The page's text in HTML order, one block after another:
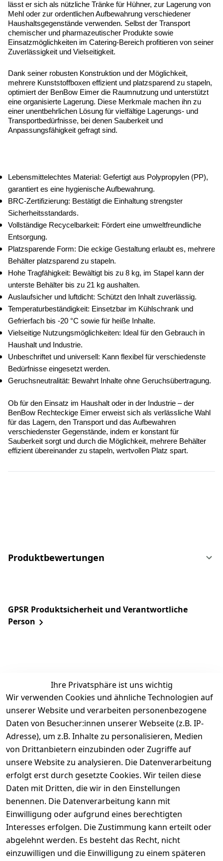
lässt er sich als nützliche Tränke für Hühner, zur Lagerung von
Mehl oder zur ordentlichen Aufbewahrung verschiedener
Haushaltsgegenstände verwenden. Selbst der Transport
chemischer und pharmazeutischer Produkte sowie
Einsatzmöglichkeiten im Catering-Bereich profitieren von seiner
Zuverlässigkeit und Vielseitigkeit.
Dank seiner robusten Konstruktion und der Möglichkeit,
mehrere Kunststoffboxen effizient und platzsparend zu stapeln,
optimiert der BenBow Eimer die Raumnutzung und unterstützt
eine organisierte Lagerung. Diese Merkmale machen ihn zu
einer unentbehrlichen Lösung für vielfältige Lagerungs- und
Transportbedürfnisse, bei denen Sauberkeit und
Anpassungsfähigkeit gefragt sind.
Lebensmittelechtes Material: Gefertigt aus Polypropylen (PP),
garantiert es eine hygienische Aufbewahrung.
BRC-Zertifizierung: Bestätigt die Einhaltung strengster
Sicherheitsstandards.
Vollständige Recycelbarkeit: Fördert eine umweltfreundliche
Entsorgung.
Platzsparende Form: Die eckige Gestaltung erlaubt es, mehrere
Behälter platzsparend zu stapeln.
Hohe Tragfähigkeit: Bewältigt bis zu 8 kg, im Stapel kann der
unterste Behälter bis zu 21 kg aushalten.
Auslaufsicher und luftdicht: Schützt den Inhalt zuverlässig.
Temperaturbeständigkeit: Einsetzbar im Kühlschrank und
Gefrierfach bis -20 °C sowie für heiße Inhalte.
Vielseitige Nutzungsmöglichkeiten: Ideal für den Gebrauch in
Haushalt und Industrie.
Unbeschriftet und universell: Kann flexibel für verschiedenste
Bedürfnisse eingesetzt werden.
Geruchsneutralität: Bewahrt Inhalte ohne Geruchsübertragung.
Ob für den Einsatz im Haushalt oder in der Industrie – der
BenBow Rechteckige Eimer erweist sich als verlässliche Wahl
für das Lagern, den Transport und das Aufbewahren
verschiedenster Gegenstände, indem er konstant für
Sauberkeit sorgt und durch die Möglichkeit, mehrere Behälter
effizient übereinander zu stapeln, wertvollen Platz spart.
Produktbewertungen
GPSR Produktsicherheit und Verantwortliche
Person
Ihre Privatsphäre ist uns wichtig
Wir verwenden Cookies und ähnliche Technologien auf
unserer Website und verarbeiten personenbezogene
Daten von Besucher:innen unserer Webseite (z.B. IP-
Adresse), um z.B. Inhalte zu personalisieren, Medien
von Drittanbietern einzubinden oder Zugriffe auf
unsere Website zu analysieren. Die Datenverarbeitung
erfolgt erst durch gesetzte Cookies. Wir teilen diese
Daten mit Dritten, die wir in den Einstellungen
benennen. Die Datenverarbeitung kann mit
Einwilligung oder aufgrund eines berechtigten
Interesses erfolgen. Die Zustimmung kann erteilt oder
abgelehnt werden. Es besteht das Recht, nicht
einzuwilligen und die Einwilligung zu einem späteren
Rechtliches
AGB
Impressum
Datenschutze
rklärung
Barrierefreihe
itserklärung
Widerrufsrec
ht
Service
Kontakt
Registrieren
Rechnungska
Kontakt
↺ 30 Tage
Widerrufsre
cht
Informatio
nen
Retourenlage
r: Eichenallee
3, 06184
Kabelsketal
Telefon: +49
1512 6260858
E-Mail:
info@konsyst
em.de
Über uns
★★★★☆
Top-Verkäufer
★★★★★
Bewertungen
Über 228.000